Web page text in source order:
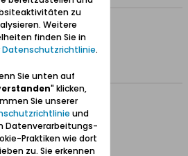
0 Likes
0 Likes
17:20
zu
Weitere
finden Sie in
Datenschutzrichtlinie.
Sie unten auf
" klicken,
Sie unserer
und
Datenverarbeitungs-
Praktiken wie dort
zu. Sie erkennen